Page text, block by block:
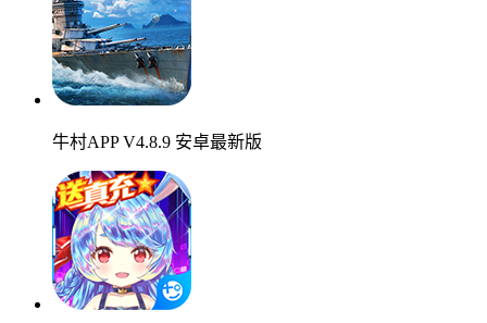
牛村APP V4.8.9 安卓最新版